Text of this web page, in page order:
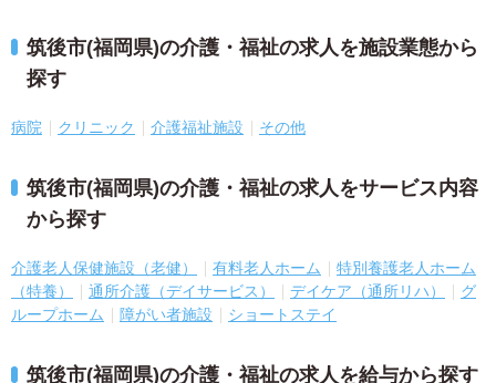
筑後市(福岡県)の介護・福祉の求人を施設業態から
探す
病院 クリニック 介護福祉施設 その他
筑後市(福岡県)の介護・福祉の求人をサービス内容
から探す
介護老人保健施設（老健） 有料老人ホーム
特別養護老人ホーム
（特養）
通所介護（デイサービス） デイケア（通所リハ）
グ
ループホーム
障がい者施設 ショートステイ
筑後市(福岡県)の介護・福祉の求人を給与から探す